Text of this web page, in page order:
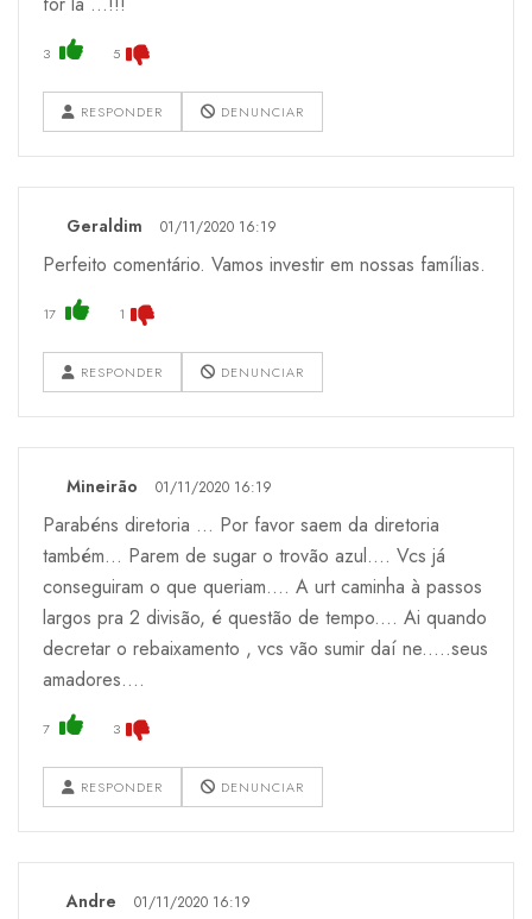
3 5
RESPONDER DENUNCIAR
Geraldim 01/11/2020 16:19
Perfeito comentário. Vamos investir em nossas famílias.
17 1
RESPONDER DENUNCIAR
Mineirão 01/11/2020 16:19
Parabéns diretoria ... Por favor saem da diretoria
também... Parem de sugar o trovão azul.... Vcs já
conseguiram o que queriam.... A urt caminha à passos
largos pra 2 divisão, é questão de tempo.... Ai quando
decretar o rebaixamento , vcs vão sumir daí ne.....seus
amadores....
7 3
RESPONDER DENUNCIAR
Andre 01/11/2020 16:19